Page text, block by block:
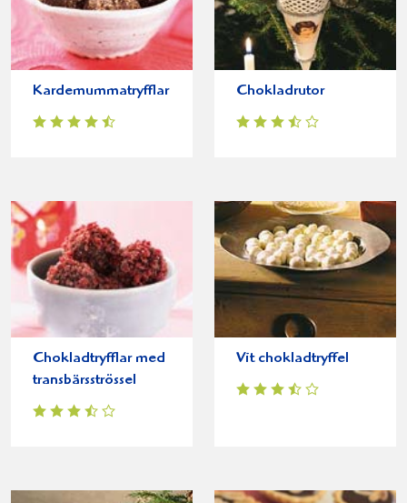
Kardemummatryfflar Chokladrutor
Chokladtryfflar med
transbärsströssel
Vit chokladtryffel